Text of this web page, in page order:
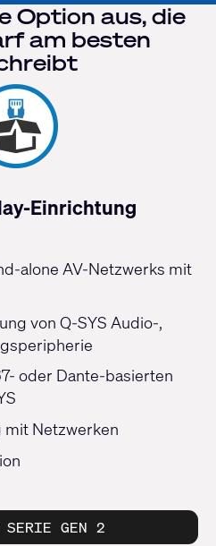
Option aus, die
am besten
Einrichtung
alone AV-Netzwerks mit
von Q-SYS Audio-,
oder Dante-basierten
Netzwerken
SERIE GEN 2